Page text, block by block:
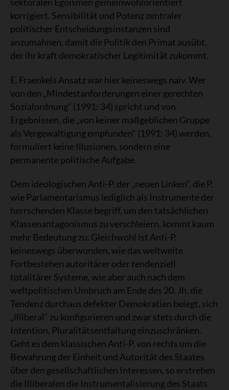
korrigiert. Sensibilität und Potenz zentraler
politischer Entscheidungsinstanzen sind
anzumahnen, damit die Politik den Primat ausübt,
der ihr kraft demokratischer Legitimität zukommt.
E. Fraenkels Ansatz war hier keineswegs naiv. Wer
von den „Mindestanforderungen einer gerechten
Sozialordnung“ (1991: 34) spricht und von
Ergebnissen, die „von keiner maßgeblichen Gruppe
als Vergewaltigung empfunden“ (1991: 34) werden,
formuliert keine Illusionen, sondern eine
permanente politische Aufgabe.
Dem ideologischen Anti-P. der „neuen Linken“, die P.
wie Parlamentarismus lediglich als Instrumente der
herrschenden Klasse begriff, um den tatsächlichen
Klassenantagonismus zu verschleiern, kommt kaum
mehr Bedeutung zu. Gleichwohl ist Anti-P.
keineswegs überwunden, wie das weltweite
Fortbestehen autoritärer oder tendenziell
totalitärer Systeme, wie aber auch nach dem
weltpolitischen Umbruch am Ende des 20. Jh. die
Tendenz durchaus defekter Demokratien belegt, sich
„illiberal“ zu konfigurieren und zwar stets durch die
Intention, Pluralitätsentfaltung einzuschränken.
Geht es dem klassischen Anti-P. von rechts um die
Bewahrung der Einheit und Autorität des Staates
über den gesellschaftlichen Interessen, so erstreben
die Illiberalen die Instrumentalisierung des Staats